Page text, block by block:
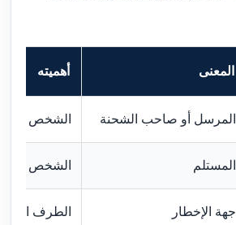
المعنى أهميته
المرسل أو صاحب الشحنة الشخص أو
المستلم الشخص أو
جهة الإخطار الطرف الذي